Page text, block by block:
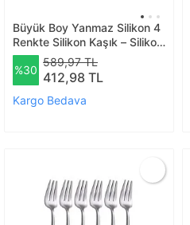
Büyük Boy Yanmaz Silikon 4
Renkte Silikon Kaşık – Silikon
Antrasit Kırmızı Mavi Sarı
Kaşık
%30
589,97 TL
412,98 TL
Kargo Bedava